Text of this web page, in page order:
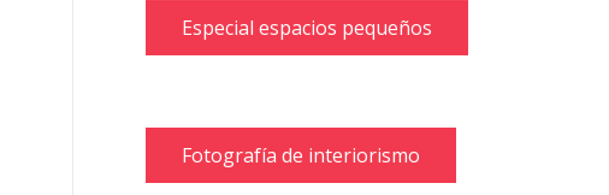
Especial espacios pequeños
Fotografía de interiorismo